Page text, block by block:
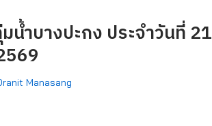
ำบางปะกง ประจำวันที่ 21
Manasang